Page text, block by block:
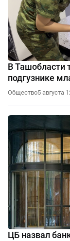
В Ташобласти
подгузнике
Общество5 августа
ЦБ назвал